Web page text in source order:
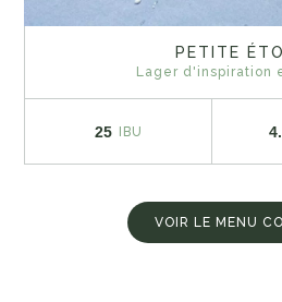
PETITE
Lager d'inspiration
25 IBU
VOIR LE MENU